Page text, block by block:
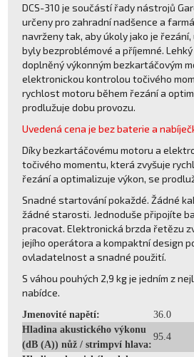
DCS-310 je součástí řady nástrojů
určeny pro zahradní nadšence a
navrženy tak, aby úkoly jako je
byly bezproblémové a příjemné.
doplněný výkonným bezkartáčovým
elektronickou kontrolou točivého
rychlost motoru během řezání a
prodlužuje dobu provozu.
Uvedená cena je bez baterie a
Díky bezkartáčovému motoru a
točivého momentu, která zvyšuje
řezání a optimalizuje výkon, se
Snadné startování pokaždé. Žádné
žádné starosti. Jednoduše připojíte
pracovat. Elektronická brzda řetězu
jejího operátora a kompaktní design
ovladatelnost a snadné použití.
S váhou pouhých 2,9 kg je jedním z
nabídce.
Jmenovité napětí:
36.0
Hladina akustického výkonu
(dB (A)) nůž / strimpví hlava:
95.4